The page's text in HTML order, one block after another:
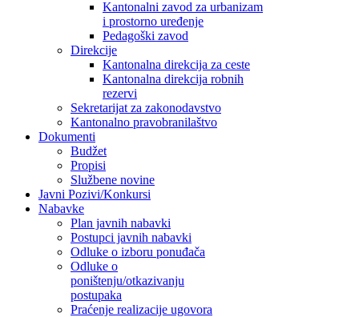
Kantonalni zavod za urbanizam
i prostorno uređenje
Pedagoški zavod
Direkcije
Kantonalna direkcija za ceste
Kantonalna direkcija robnih
rezervi
Sekretarijat za zakonodavstvo
Kantonalno pravobranilaštvo
Dokumenti
Budžet
Propisi
Službene novine
Javni Pozivi/Konkursi
Nabavke
Plan javnih nabavki
Postupci javnih nabavki
Odluke o izboru ponuđača
Odluke o
poništenju/otkazivanju
postupaka
Praćenje realizacije ugovora